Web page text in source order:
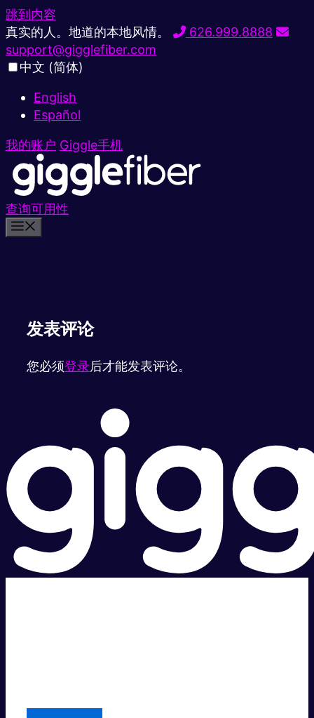
跳到内容
真实的人。地道的本地风情。
626.999.8888
support@gigglefiber.com
中文 (简体)
English
Español
我的账户 Giggle手机
查询可用性
发表评论
您必须登录后才能发表评论。